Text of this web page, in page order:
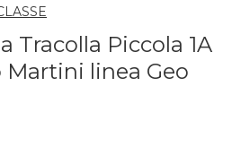
Tracolla Piccola 1A
Martini linea Geo